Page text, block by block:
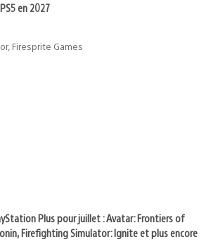
en 2027
Firesprite Games
Plus pour juillet : Avatar: Frontiers of
Firefighting Simulator: Ignite et plus encore